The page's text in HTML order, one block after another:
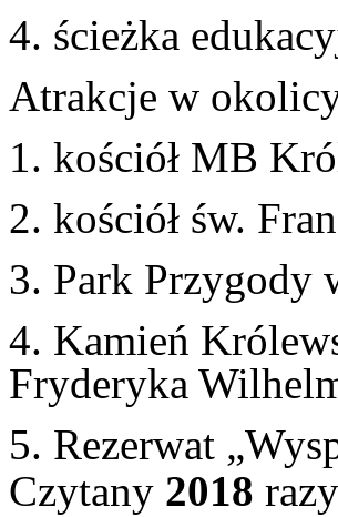
4. ścieżka
Atrakcje w
1. kościół MB
2. kościół św.
3. Park Przygody
4. Kamień
Fryderyka
5. Rezerwat
Czytany 2018 razy